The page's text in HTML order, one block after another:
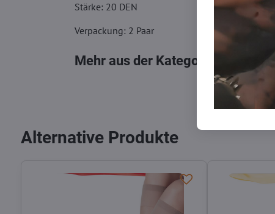
Stärke: 20 DEN
Verpackung: 2 Paar
Mehr aus der Kategorie
Alternative Produkte